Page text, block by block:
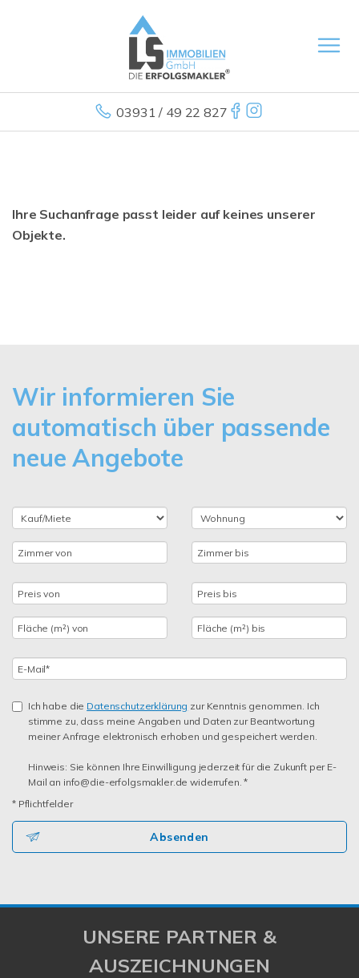
03931 / 49 22 827
Ihre Suchanfrage passt leider auf keines unserer
Objekte.
Wir informieren Sie
automatisch über passende
neue Angebote
Ich habe die Datenschutzerklärung zur Kenntnis genommen. Ich
stimme zu, dass meine Angaben und Daten zur Beantwortung
meiner Anfrage elektronisch erhoben und gespeichert werden.
Hinweis: Sie können Ihre Einwilligung jederzeit für die Zukunft per E-
Mail an info@die-erfolgsmakler.de widerrufen. *
* Pflichtfelder
Absenden
UNSERE PARTNER &
AUSZEICHNUNGEN